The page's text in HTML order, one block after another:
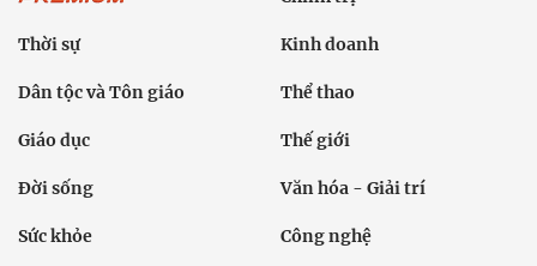
Thời sự Kinh doanh
Dân tộc và Tôn giáo Thể thao
Giáo dục Thế giới
Đời sống Văn hóa - Giải trí
Sức khỏe Công nghệ